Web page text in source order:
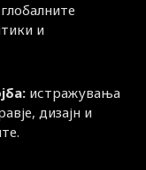
и
истражувања
дизајн и